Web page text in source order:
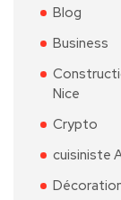
Blog
Business
Nice
Crypto
cuisiniste